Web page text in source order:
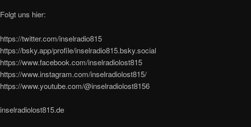
Folgt uns hier:
https://twitter.com/inselradio815
https://bsky.app/profile/inselradio815.bsky.social
https://www.facebook.com/inselradiolost815
https://www.instagram.com/inselradiolost815/
https://www.youtube.com/@inselradiolost8156
inselradiolost815.de